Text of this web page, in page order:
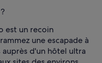
est un recoin
une escapade à
auprès d'un hôtel ultra